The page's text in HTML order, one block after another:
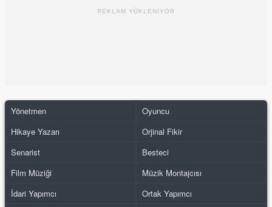
REKLAM YÜKLENİYOR
Yönetmen
Oyuncu
Hikaye Yazarı
Orjinal Fikir
Senarist
Besteci
Film Müziği
Müzik Montajcısı
İdari Yapımcı
Ortak Yapımcı